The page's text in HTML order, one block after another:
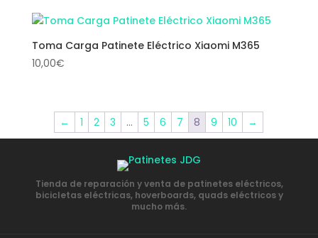
Toma Carga Patinete Eléctrico Xiaomi M365
10,00€
← 1 2 3 … 5 6 7 8 9 10 →
Tienda de reparación y venta de patinetes eléctricos,
bicicletas eléctricas, hoverboards, quads eléctricos y
mucho más.